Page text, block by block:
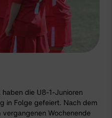
die U8-1-Junioren
in Folge gefeiert. Nach dem
Wochenende
Instagram